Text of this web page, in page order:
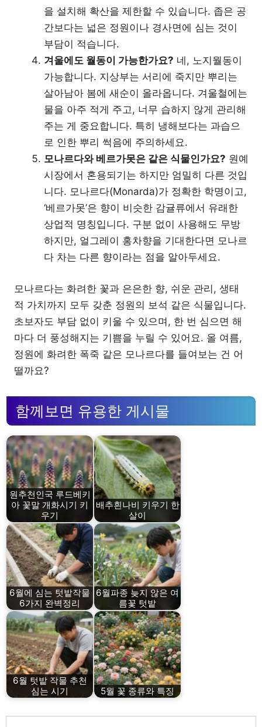
을 설치해 확산을 제한할 수 있습니다. 좁은 공
간보다는 넓은 정원이나 경사면에 심는 것이
부담이 적습니다.
겨울에도 월동이 가능한가요? 네, 노지월동이
가능합니다. 지상부는 서리에 죽지만 뿌리는
살아남아 봄에 새순이 올라옵니다. 겨울철에는
물을 아주 적게 주고, 너무 습하지 않게 관리해
주는 게 중요합니다. 특히 냉해보다는 과습으
로 인한 뿌리 썩음에 주의하세요.
모나르다와 베르가못은 같은 식물인가요? 원예
시장에서 혼용되기는 하지만 엄밀히 다른 것입
니다. 모나르다(Monarda)가 정확한 학명이고,
‘베르가못’은 향이 비슷한 감귤류에서 유래한
상업적 명칭입니다. 구분 없이 사용해도 무방
하지만, 얼그레이 홍차향을 기대한다면 모나르
다 차는 다른 향이라는 점을 알아두세요.
모나르다는 화려한 꽃과 은은한 향, 쉬운 관리, 생태
적 가치까지 모두 갖춘 정원의 보석 같은 식물입니다.
초보자도 부담 없이 키울 수 있으며, 한 번 심으면 해
마다 더 풍성해지는 기쁨을 누릴 수 있어요. 올 여름,
정원에 화려한 폭죽 같은 모나르다를 들여보는 건 어
떨까요?
함께보면 유용한 게시물
원추천인국 루드베키
아 꽃말 개화시기 키
우기
배추흰나비 키우기 한
살이
6월에 심는 텃밭작물
6가지 완벽정리
6월파종 늦지 않은 여
름꽃 텃밭
6월 텃밭 작물 추천
심는 시기
5월 꽃 종류와 특징